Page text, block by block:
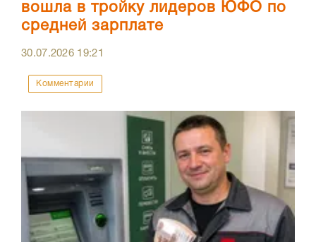
вошла в тройку лидеров ЮФО по
средней зарплате
30.07.2026 19:21
Комментарии